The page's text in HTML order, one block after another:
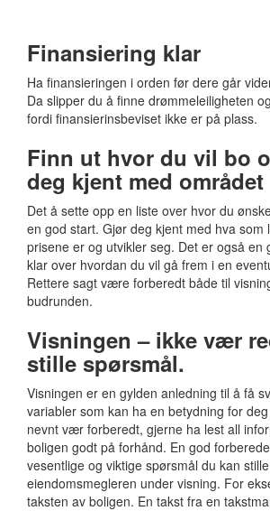
Finansiering klar
Ha finansieringen i orden før dere går
Da slipper du å finne drømmeleiligheten
fordi finansierinsbeviset ikke er på plass.
Finn ut hvor du vil bo
deg kjent med området
Det å sette opp en liste over hvor du
en god start. Gjør deg kjent med hva som
prisene er og utvikler seg. Det er også
klar over hvordan du vil gå frem i en
Rettere sagt være forberedt både til
budrunden.
Visningen – ikke vær
stille spørsmål.
Visningen er en gylden anledning til å få
variabler som kan ha en betydning for
nevnt vær forberedt, gjerne ha lest all
boligen godt på forhånd. En god
vesentlige og viktige spørsmål du kan stille
eiendomsmegleren under visning. For
taksten av boligen. En takst fra en